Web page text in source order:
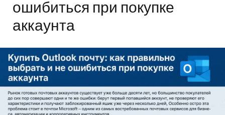
ошибиться при покупке
аккаунта